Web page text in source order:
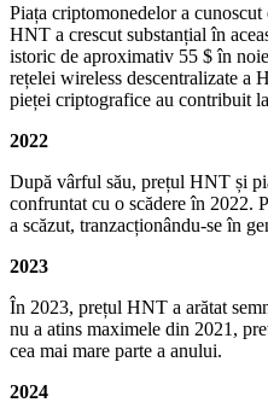
Piața criptomonedelor a
HNT a crescut substanțial în
istoric de aproximativ 55 $ în
rețelei wireless descentralizate a
pieței criptografice au contribuit la
2022
După vârful său, prețul HNT și
confruntat cu o scădere în 2022.
a scăzut, tranzacționându-se în
2023
În 2023, prețul HNT a arătat
nu a atins maximele din 2021,
cea mai mare parte a anului.
2024